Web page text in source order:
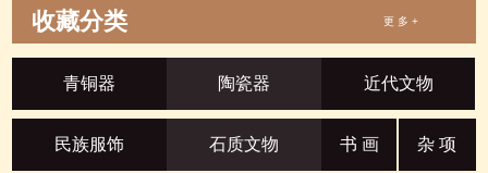
收藏分类 更 多 +
青铜器 陶瓷器 近代文物
民族服饰 石质文物 书 画 杂 项